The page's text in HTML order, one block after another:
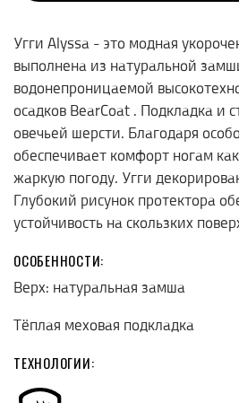
Угги Alyssa - это модная
выполнена из натуральной
водонепроницаемой
осадков BearCoat . Подкладка и
овечьей шерсти. Благодаря
обеспечивает комфорт ногам
жаркую погоду. Угги
Глубокий рисунок протектора
устойчивость на скользких
ОСОБЕННОСТИ:
Верх: натуральная замша
Тёплая меховая подкладка
ТЕХНОЛОГИИ: